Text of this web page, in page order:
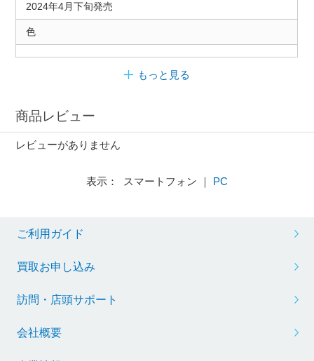
2024年4月下旬発売
色
もっと見る
商品レビュー
レビューがありません
表示： スマートフォン ｜ PC
ご利用ガイド
買取お申し込み
訪問・店頭サポート
会社概要